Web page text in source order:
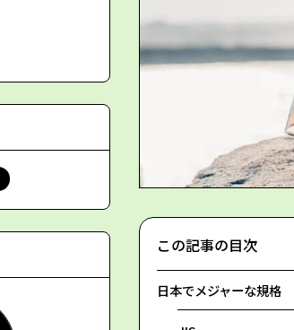
この記事の目次
日本でメジャーな規格